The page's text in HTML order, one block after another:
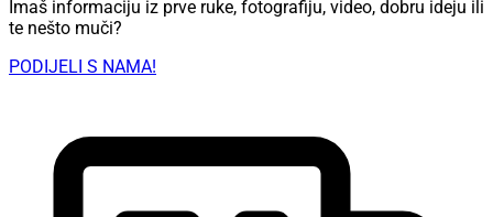
Imaš informaciju iz prve ruke, fotografiju, video, dobru ideju ili
te nešto muči?
PODIJELI S NAMA!